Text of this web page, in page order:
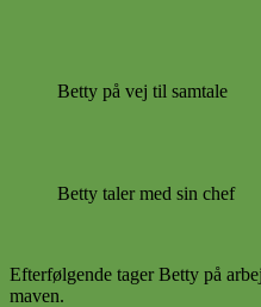
Betty på vej til samtale
Betty taler med sin chef
Efterfølgende tager Betty på
maven.